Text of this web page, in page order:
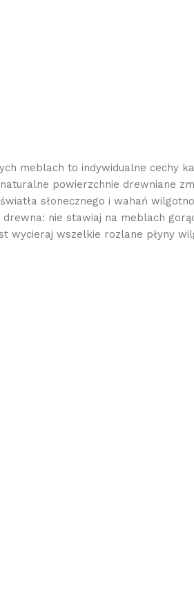
meblach to indywidualne cechy
powierzchnie drewniane
słonecznego i wahań
nie stawiaj na meblach
wycieraj wszelkie rozlane płyny